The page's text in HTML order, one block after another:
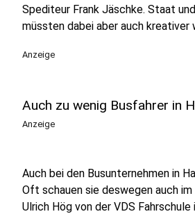
Spediteur Frank Jäschke. Staat
müssten dabei aber auch kreativer
Anzeige
Auch zu wenig Busfahrer in
Anzeige
Auch bei den Busunternehmen in
Oft schauen sie deswegen auch im
Ulrich Hög von der VDS Fahrschule